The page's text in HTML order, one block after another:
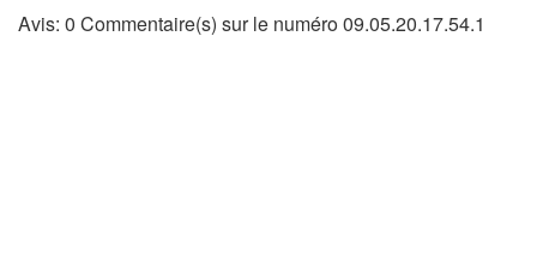
Avis: 0 Commentaire(s) sur le numéro 09.05.20.17.54.1